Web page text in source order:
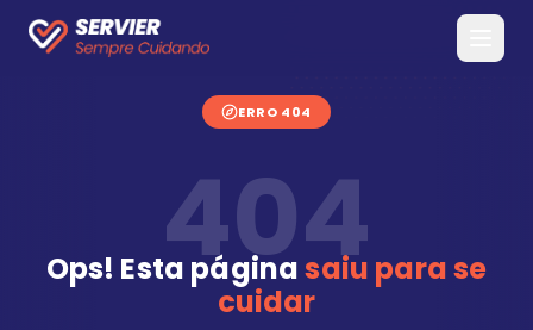
ERRO 404
404
Ops! Esta páginasaiu para se
cuidar